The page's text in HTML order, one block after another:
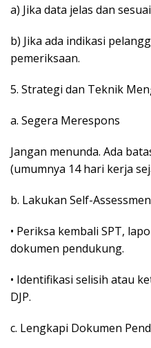
a) Jika data jelas dan
b) Jika ada indikasi
pemeriksaan.
5. Strategi dan Teknik
a. Segera Merespons
Jangan menunda. Ada
(umumnya 14 hari kerja
b. Lakukan Self-
• Periksa kembali SPT,
dokumen pendukung.
• Identifikasi selisih atau
DJP.
c. Lengkapi Dokumen